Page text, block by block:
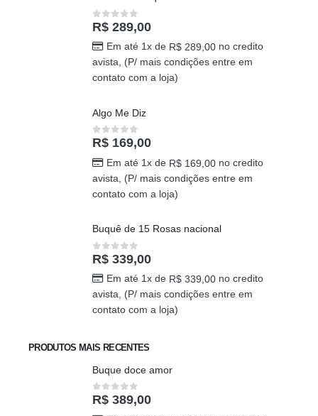
0out of 5
R$ 289,00
Em até 1x de R$289,00no credito
avista, (P/ mais condições entre em
contato com a loja)
Algo Me Diz
0out of 5
R$ 169,00
Em até 1x de R$169,00no credito
avista, (P/ mais condições entre em
contato com a loja)
Buquê de 15 Rosas nacional
0out of 5
R$ 339,00
Em até 1x de R$339,00no credito
avista, (P/ mais condições entre em
contato com a loja)
PRODUTOS MAIS RECENTES
Buque doce amor
0out of 5
R$ 389,00